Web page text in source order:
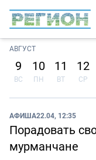
АВГУСТ
9
ВС
10
ПН
11
ВТ
12
СР
АФИША22.04, 12:35
Порадовать
мурманчане